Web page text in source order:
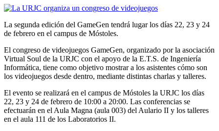
La segunda edición del GameGen tendrá lugar los días 22, 23 y 24
de febrero en el campus de Móstoles.
El congreso de videojuegos GameGen, organizado por la asociación
Virtual Soul de la URJC con el apoyo de la E.T.S. de Ingeniería
Informática, tiene como objetivo mostrar a los asistentes cómo son
los videojuegos desde dentro, mediante distintas charlas y talleres.
El evento se realizará en el campus de Móstoles la URJC los días
22, 23 y 24 de febrero de 10:00 a 20:00. Las conferencias se
efectuarán en el Aula Magna (aula 003) del Aulario II y los talleres
en el aula 111 de los Laboratorios II.